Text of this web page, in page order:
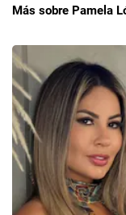
Más sobre Pamela